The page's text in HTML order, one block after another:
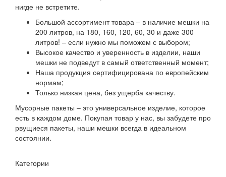
нигде не встретите.
Большой ассортимент товара – в наличие мешки на
200 литров, на 180, 160, 120, 60, 30 и даже 300
литров! – если нужно мы поможем с выбором;
Высокое качество и уверенность в изделии, наши
мешки не подведут в самый ответственный момент;
Наша продукция сертифицирована по европейским
нормам;
Только низкая цена, без ущерба качеству.
Мусорные пакеты – это универсальное изделие, которое
есть в каждом доме. Покупая товар у нас, вы забудете про
рвущиеся пакеты, наши мешки всегда в идеальном
состоянии.
Категории